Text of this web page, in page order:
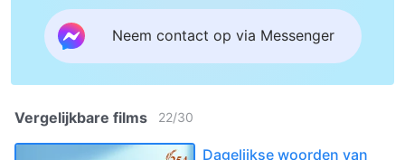
Neem contact op via Messenger
Vergelijkbare films 22/30
Dagelijkse woorden van